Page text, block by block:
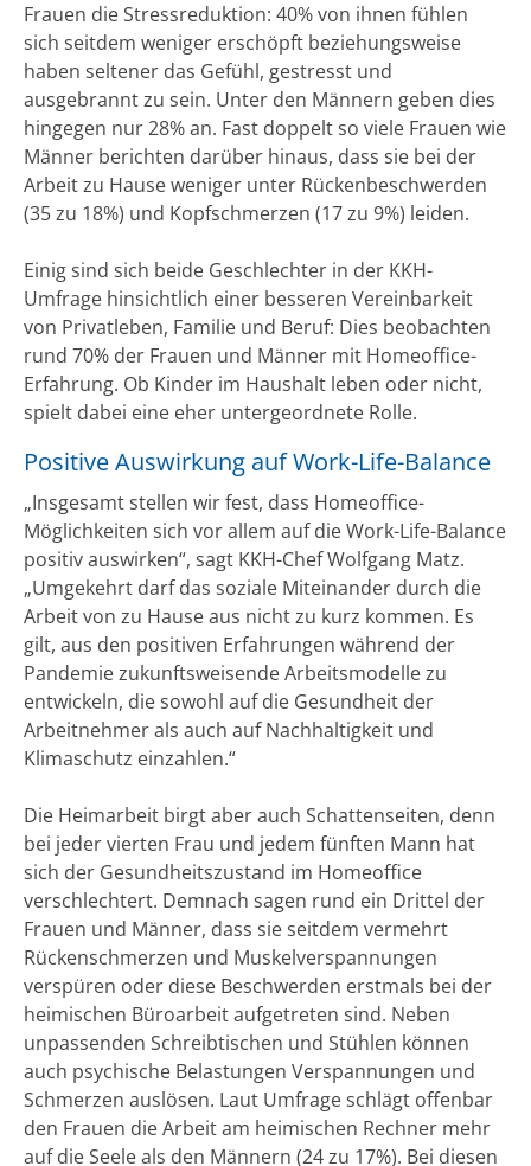
Frauen die Stressreduktion: 40% von ihnen fühlen
sich seitdem weniger erschöpft beziehungsweise
haben seltener das Gefühl, gestresst und
ausgebrannt zu sein. Unter den Männern geben dies
hingegen nur 28% an. Fast doppelt so viele Frauen wie
Männer berichten darüber hinaus, dass sie bei der
Arbeit zu Hause weniger unter Rückenbeschwerden
(35 zu 18%) und Kopfschmerzen (17 zu 9%) leiden.
Einig sind sich beide Geschlechter in der KKH-
Umfrage hinsichtlich einer besseren Vereinbarkeit
von Privatleben, Familie und Beruf: Dies beobachten
rund 70% der Frauen und Männer mit Homeoffice-
Erfahrung. Ob Kinder im Haushalt leben oder nicht,
spielt dabei eine eher untergeordnete Rolle.
Positive Auswirkung auf Work-Life-Balance
„Insgesamt stellen wir fest, dass Homeoffice-
Möglichkeiten sich vor allem auf die Work-Life-Balance
positiv auswirken“, sagt KKH-Chef Wolfgang Matz.
„Umgekehrt darf das soziale Miteinander durch die
Arbeit von zu Hause aus nicht zu kurz kommen. Es
gilt, aus den positiven Erfahrungen während der
Pandemie zukunftsweisende Arbeitsmodelle zu
entwickeln, die sowohl auf die Gesundheit der
Arbeitnehmer als auch auf Nachhaltigkeit und
Klimaschutz einzahlen.“
Die Heimarbeit birgt aber auch Schattenseiten, denn
bei jeder vierten Frau und jedem fünften Mann hat
sich der Gesundheitszustand im Homeoffice
verschlechtert. Demnach sagen rund ein Drittel der
Frauen und Männer, dass sie seitdem vermehrt
Rückenschmerzen und Muskelverspannungen
verspüren oder diese Beschwerden erstmals bei der
heimischen Büroarbeit aufgetreten sind. Neben
unpassenden Schreibtischen und Stühlen können
auch psychische Belastungen Verspannungen und
Schmerzen auslösen. Laut Umfrage schlägt offenbar
den Frauen die Arbeit am heimischen Rechner mehr
auf die Seele als den Männern (24 zu 17%). Bei diesen